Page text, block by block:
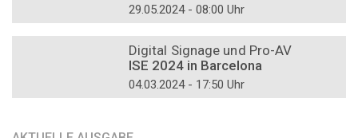
29.05.2024 - 08:00 Uhr
Digital Signage und Pro-AV
ISE 2024 in Barcelona
04.03.2024 - 17:50 Uhr